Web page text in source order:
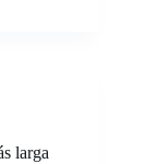
larga